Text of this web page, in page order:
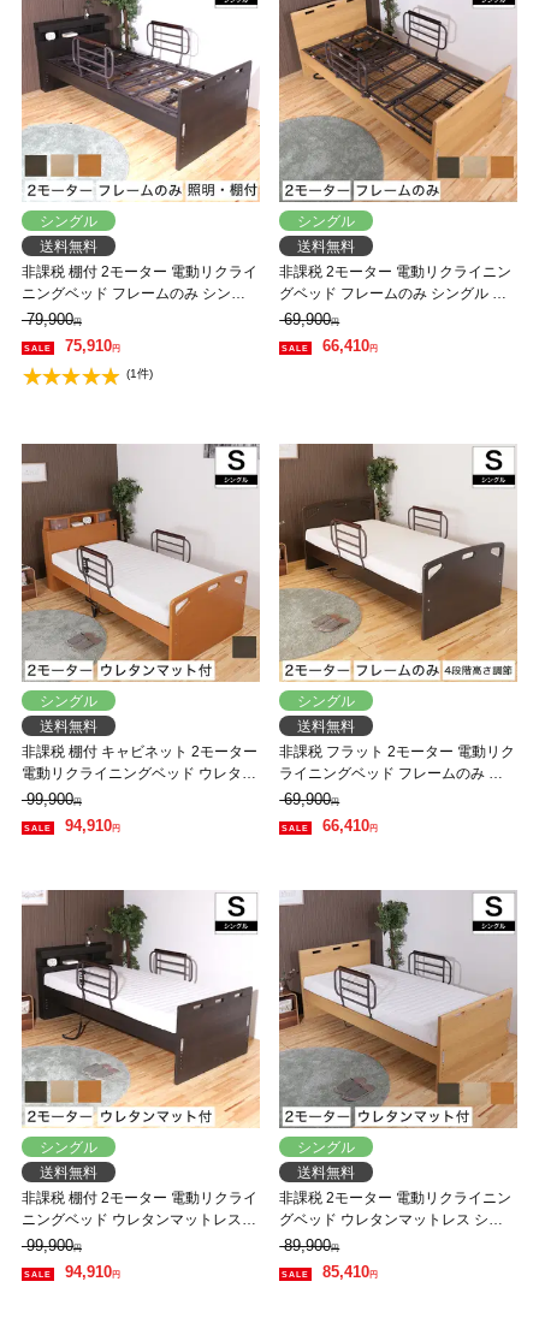
シングル
送料無料
非課税 棚付 2モーター 電動リクライ
ニングベッド フレームのみ シング
ル 高さ6段階調整 LED照明 コンセン
79,900円
75,910円
(1件)
シングル
送料無料
非課税 2モーター 電動リクライニン
グベッド フレームのみ シングル パ
ネル型ベッド フラット 背上げと脚
上げが同時動作
69,900円
66,410円
シングル
送料無料
非課税 棚付 キャビネット 2モーター
電動リクライニングベッド ウレタン
マットレス シングル 高さ4段階調整
照明 コンセント付
99,900円
94,910円
シングル
送料無料
非課税 フラット 2モーター 電動リク
ライニングベッド フレームのみ シ
ングル パネル型ベッド フラット 背
上げと脚上げが同時動作
69,900円
66,410円
シングル
送料無料
非課税 棚付 2モーター 電動リクライ
ニングベッド ウレタンマットレス
シングル 高さ6段階調整 LED照明 コ
ンセント付
99,900円
94,910円
シングル
送料無料
非課税 2モーター 電動リクライニン
グベッド ウレタンマットレス シン
グル パネル型ベッド フラット 背上
げと脚上げが同時動作
89,900円
85,410円